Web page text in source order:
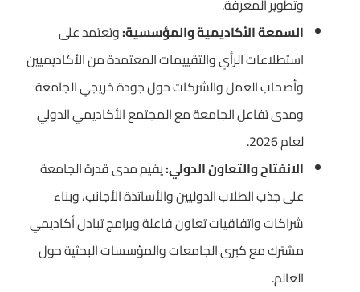
وتطوير المعرفة.
السمعة الأكاديمية والمؤسسية:وتعتمد على
استطلاعات الرأي والتقييمات المعتمدة من الأكاديميين
وأصحاب العمل والشركات حول جودة خريجي الجامعة
ومدى تفاعل الجامعة مع المجتمع الأكاديمي الدولي
لعام 2026.
الانفتاح والتعاون الدولي:يقيم مدى قدرة الجامعة
على جذب الطلاب الدوليين والأساتذة الأجانب، وبناء
شراكات واتفاقيات تعاون فاعلة وبرامج تبادل أكاديمي
مشترك مع كبرى الجامعات والمؤسسات البحثية حول
العالم.